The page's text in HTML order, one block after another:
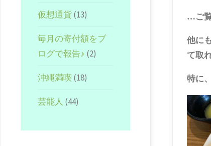
…ご
他に
て取
特に、
仮想通貨(13)
毎月の寄付額をブ
ログで報告♪ (2)
沖縄満喫 (18)
芸能人 (44)